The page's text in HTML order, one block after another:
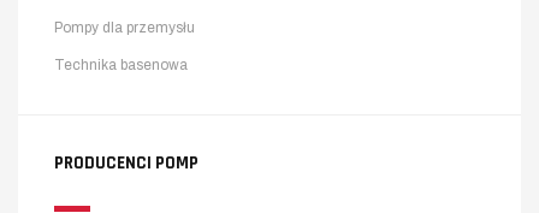
Pompy dla przemysłu
Technika basenowa
PRODUCENCI POMP